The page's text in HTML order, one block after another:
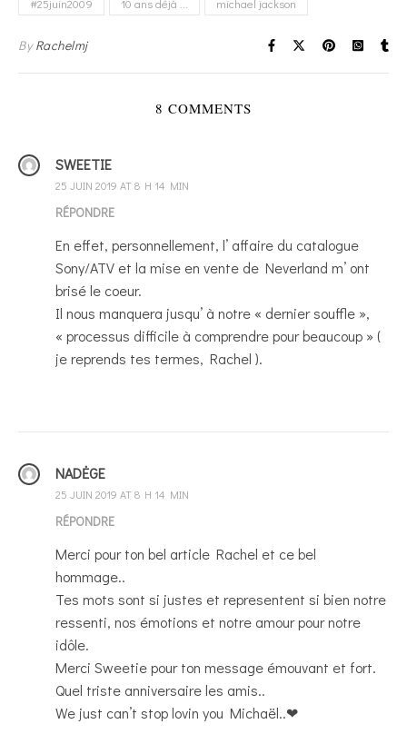
ByRachelmj
8 COMMENTS
SWEETIE
25 JUIN 2019 AT 8 H 14 MIN
RÉPONDRE
En effet, personnellement, l’ affaire du catalogue
Sony/ATV et la mise en vente de Neverland m’ ont
brisé le coeur.
Il nous manquera jusqu’ à notre « dernier souffle »,
« processus difficile à comprendre pour beaucoup » (
je reprends tes termes, Rachel ).
NADĖGE
25 JUIN 2019 AT 8 H 14 MIN
RÉPONDRE
Merci pour ton bel article Rachel et ce bel
hommage..
Tes mots sont si justes et representent si bien notre
ressenti, nos émotions et notre amour pour notre
idôle.
Merci Sweetie pour ton message émouvant et fort.
Quel triste anniversaire les amis..
We just can’t stop lovin you Michaël..❤